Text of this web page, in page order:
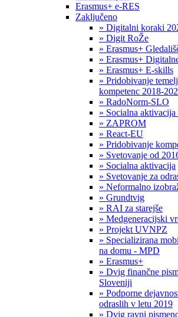
Erasmus+ e-RES
Zaključeno
» Digitalni koraki
» Digit RoŽe
» Erasmus+
» Erasmus+
» Erasmus+ E-skills
» Pridobivanje
kompetenc 2018-
» RadoNorm-SLO
» Socialna
» ZAPROM
» React-EU
» Pridobivanje
» Svetovanje od
» Socialna aktivacija
» Svetovanje za
» Neformalno
» Grundtvig
» RAI za starejše
» Medgeneracijski
» Projekt UVNPZ
» Specializirana
na domu - MPD
» Erasmus+
» Dvig finančne
Sloveniji
» Podporne
odraslih v letu 2019
» Dvig ravni